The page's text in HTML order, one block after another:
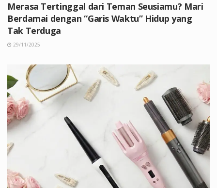
Merasa Tertinggal dari Teman Seusiamu? Mari
Berdamai dengan “Garis Waktu” Hidup yang
Tak Terduga
29/11/2025